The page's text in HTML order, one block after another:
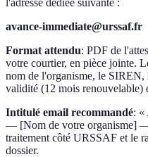
avance-immediate@urssaf.fr
Format attendu: PDF de
votre courtier, en pièce jointe.
nom de l'organisme, le SIREN,
validité (12 mois renouvelable)
Intitulé email recommandé: «
— [Nom de votre organisme]
traitement côté URSSAF et le
dossier.